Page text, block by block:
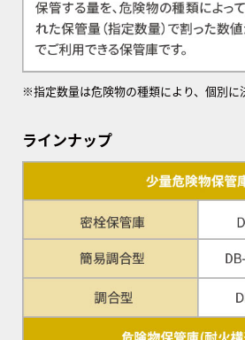
※指定数量は危険物の種類により、個別に
ラインナップ